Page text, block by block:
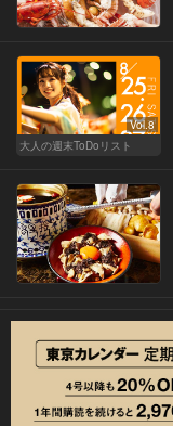
Vol.8
大人の週末ToDoリスト